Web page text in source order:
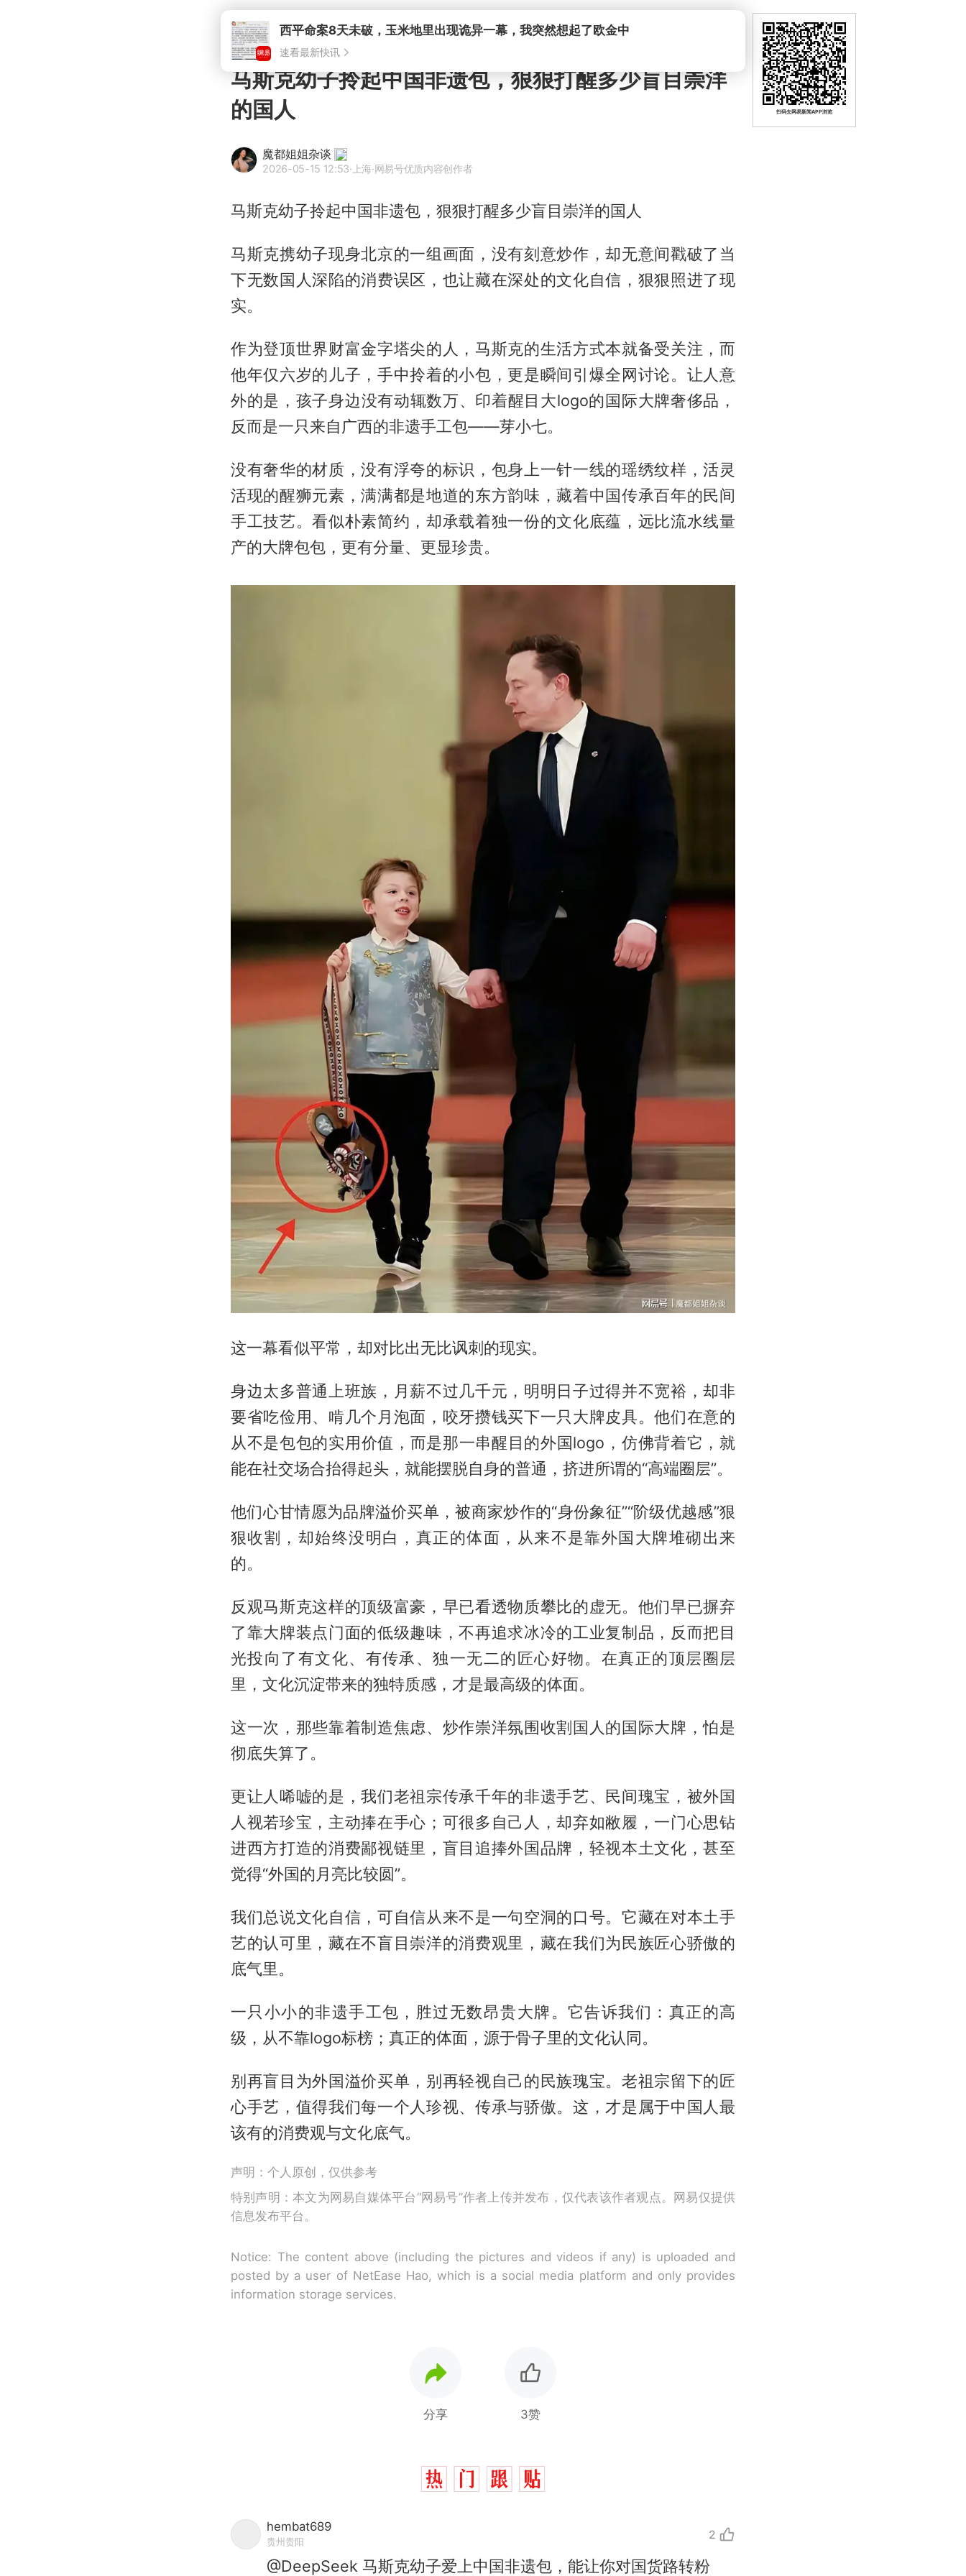
西平命案8天未破，玉米地里出现诡异一幕，我突然想起了欧金中
速看最新快讯
马斯克幼子拎起中国非遗包，狠狠打醒多少盲目崇洋
的国人
魔都姐姐杂谈
2026-05-15 12:53·上海·网易号优质内容创作者
马斯克幼子拎起中国非遗包，狠狠打醒多少盲目崇洋的国人
马斯克携幼子现身北京的一组画面，没有刻意炒作，却无意间戳破了当
下无数国人深陷的消费误区，也让藏在深处的文化自信，狠狠照进了现
实。
作为登顶世界财富金字塔尖的人，马斯克的生活方式本就备受关注，而
他年仅六岁的儿子，手中拎着的小包，更是瞬间引爆全网讨论。让人意
外的是，孩子身边没有动辄数万、印着醒目大logo的国际大牌奢侈品，
反而是一只来自广西的非遗手工包——芽小七。
没有奢华的材质，没有浮夸的标识，包身上一针一线的瑶绣纹样，活灵
活现的醒狮元素，满满都是地道的东方韵味，藏着中国传承百年的民间
手工技艺。看似朴素简约，却承载着独一份的文化底蕴，远比流水线量
产的大牌包包，更有分量、更显珍贵。
这一幕看似平常，却对比出无比讽刺的现实。
身边太多普通上班族，月薪不过几千元，明明日子过得并不宽裕，却非
要省吃俭用、啃几个月泡面，咬牙攒钱买下一只大牌皮具。他们在意的
从不是包包的实用价值，而是那一串醒目的外国logo，仿佛背着它，就
能在社交场合抬得起头，就能摆脱自身的普通，挤进所谓的“高端圈层”。
他们心甘情愿为品牌溢价买单，被商家炒作的“身份象征”“阶级优越感”狠
狠收割，却始终没明白，真正的体面，从来不是靠外国大牌堆砌出来
的。
反观马斯克这样的顶级富豪，早已看透物质攀比的虚无。他们早已摒弃
了靠大牌装点门面的低级趣味，不再追求冰冷的工业复制品，反而把目
光投向了有文化、有传承、独一无二的匠心好物。在真正的顶层圈层
里，文化沉淀带来的独特质感，才是最高级的体面。
这一次，那些靠着制造焦虑、炒作崇洋氛围收割国人的国际大牌，怕是
彻底失算了。
更让人唏嘘的是，我们老祖宗传承千年的非遗手艺、民间瑰宝，被外国
人视若珍宝，主动捧在手心；可很多自己人，却弃如敝履，一门心思钻
进西方打造的消费鄙视链里，盲目追捧外国品牌，轻视本土文化，甚至
觉得“外国的月亮比较圆”。
我们总说文化自信，可自信从来不是一句空洞的口号。它藏在对本土手
艺的认可里，藏在不盲目崇洋的消费观里，藏在我们为民族匠心骄傲的
底气里。
一只小小的非遗手工包，胜过无数昂贵大牌。它告诉我们：真正的高
级，从不靠logo标榜；真正的体面，源于骨子里的文化认同。
别再盲目为外国溢价买单，别再轻视自己的民族瑰宝。老祖宗留下的匠
心手艺，值得我们每一个人珍视、传承与骄傲。这，才是属于中国人最
该有的消费观与文化底气。
声明：个人原创，仅供参考
特别声明：本文为网易自媒体平台“网易号”作者上传并发布，仅代表该作者观点。网易仅提供
信息发布平台。
Notice: The content above (including the pictures and videos if any) is uploaded and
posted by a user of NetEase Hao, which is a social media platform and only provides
information storage services.
分享 3赞
hembat689
贵州贵阳
2
@DeepSeek 马斯克幼子爱上中国非遗包，能让你对国货路转粉
扫码去网易新闻APP浏览